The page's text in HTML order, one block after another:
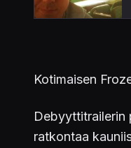
Kotimaisen
Debyyttitrailerin
ratkontaa